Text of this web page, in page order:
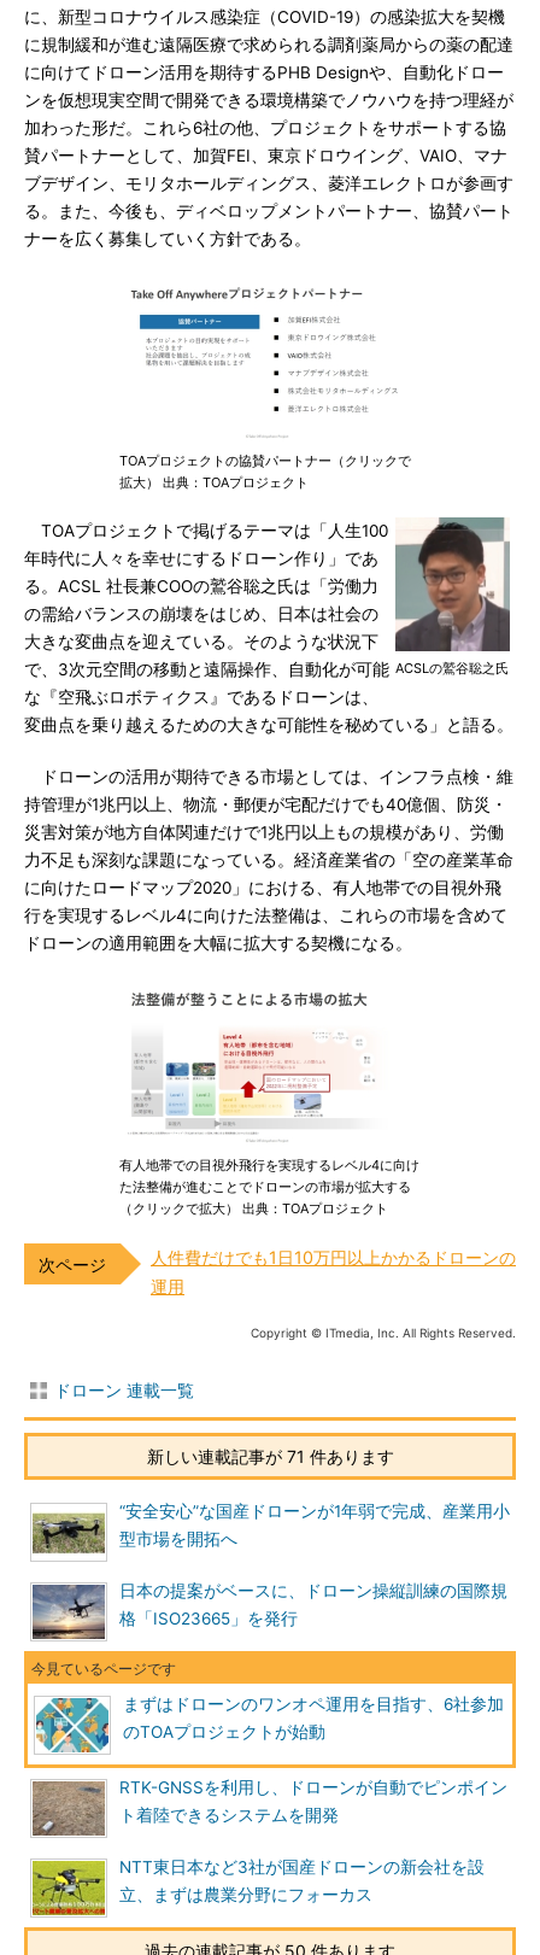
に、新型コロナウイルス感染症（COVID-19）の感染拡大を契機
に規制緩和が進む遠隔医療で求められる調剤薬局からの薬の配達
に向けてドローン活用を期待するPHB Designや、自動化ドロー
ンを仮想現実空間で開発できる環境構築でノウハウを持つ理経が
加わった形だ。これら6社の他、プロジェクトをサポートする協
賛パートナーとして、加賀FEI、東京ドロウイング、VAIO、マナ
ブデザイン、モリタホールディングス、菱洋エレクトロが参画す
る。また、今後も、ディベロップメントパートナー、協賛パート
ナーを広く募集していく方針である。
TOAプロジェクトの協賛パートナー（クリックで
拡大） 出典：TOAプロジェクト
ACSLの鷲谷聡之氏
TOAプロジェクトで掲げるテーマは「人生100
年時代に人々を幸せにするドローン作り」であ
る。ACSL 社長兼COOの鷲谷聡之氏は「労働力
の需給バランスの崩壊をはじめ、日本は社会の
大きな変曲点を迎えている。そのような状況下
で、3次元空間の移動と遠隔操作、自動化が可能
な『空飛ぶロボティクス』であるドローンは、
変曲点を乗り越えるための大きな可能性を秘めている」と語る。
ドローンの活用が期待できる市場としては、インフラ点検・維
持管理が1兆円以上、物流・郵便が宅配だけでも40億個、防災・
災害対策が地方自体関連だけで1兆円以上もの規模があり、労働
力不足も深刻な課題になっている。経済産業省の「空の産業革命
に向けたロードマップ2020」における、有人地帯での目視外飛
行を実現するレベル4に向けた法整備は、これらの市場を含めて
ドローンの適用範囲を大幅に拡大する契機になる。
有人地帯での目視外飛行を実現するレベル4に向け
た法整備が進むことでドローンの市場が拡大する
（クリックで拡大） 出典：TOAプロジェクト
人件費だけでも1日10万円以上かかるドローンの
運用
Copyright © ITmedia, Inc. All Rights Reserved.
ドローン 連載一覧
新しい連載記事が 71 件あります
“安全安心”な国産ドローンが1年弱で完成、産業用小
型市場を開拓へ
日本の提案がベースに、ドローン操縦訓練の国際規
格「ISO23665」を発行
まずはドローンのワンオペ運用を目指す、6社参加
のTOAプロジェクトが始動
RTK-GNSSを利用し、ドローンが自動でピンポイン
ト着陸できるシステムを開発
NTT東日本など3社が国産ドローンの新会社を設
立、まずは農業分野にフォーカス
過去の連載記事が 50 件あります